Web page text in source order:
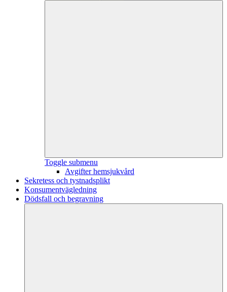
Toggle submenu
Avgifter hemsjukvård
Sekretess och tystnadsplikt
Konsumentvägledning
Dödsfall och begravning